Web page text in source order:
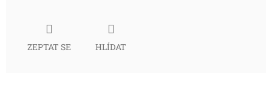
ZEPTAT SE HLÍDAT